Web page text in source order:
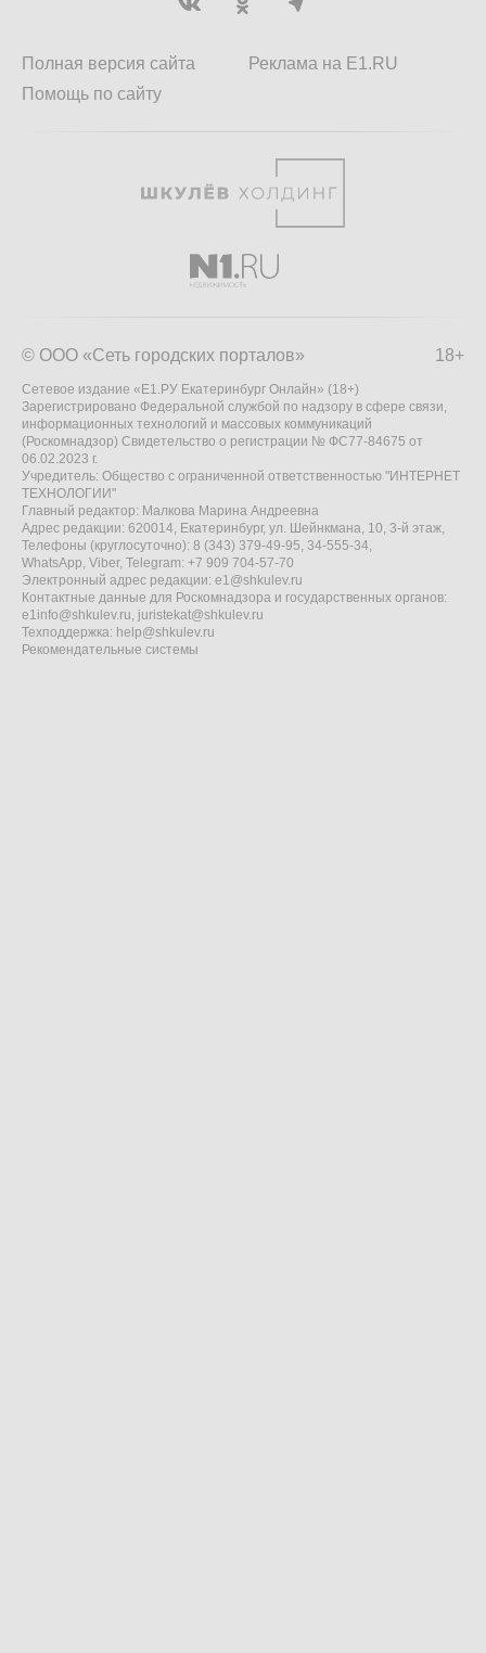
Полная версия сайта
Помощь по сайту
Реклама на E1.RU
18+
© ООО «Сеть городских порталов»
Сетевое издание «Е1.РУ Екатеринбург Онлайн» (18+)
Зарегистрировано Федеральной службой по надзору в сфере связи,
информационных технологий и массовых коммуникаций
(Роскомнадзор) Свидетельство о регистрации № ФС77-84675 от
06.02.2023 г.
Учредитель: Общество с ограниченной ответственностью "ИНТЕРНЕТ
ТЕХНОЛОГИИ"
Главный редактор: Малкова Марина Андреевна
Адрес редакции: 620014, Екатеринбург, ул. Шейнкмана, 10, 3-й этаж,
Телефоны (круглосуточно): 8 (343) 379-49-95, 34-555-34,
WhatsApp, Viber, Telegram: +7 909 704-57-70
Электронный адрес редакции: e1@shkulev.ru
Контактные данные для Роскомнадзора и государственных органов:
e1info@shkulev.ru, juristekat@shkulev.ru
Техподдержка: help@shkulev.ru
Рекомендательные системы